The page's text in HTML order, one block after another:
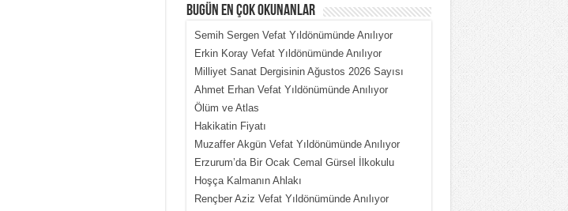
MEHMET ÇOBAN
İçerdeki Put Dışardaki Maskeler...
BUGÜN EN ÇOK OKUNANLAR
Semih Sergen Vefat Yıldönümünde Anılıyor
Erkin Koray Vefat Yıldönümünde Anılıyor
Milliyet Sanat Dergisinin Ağustos 2026 Sayısı
Ahmet Erhan Vefat Yıldönümünde Anılıyor
Ölüm ve Atlas
Hakikatin Fiyatı
Muzaffer Akgün Vefat Yıldönümünde Anılıyor
Erzurum’da Bir Ocak Cemal Gürsel İlkokulu
Hoşça Kalmanın Ahlakı
Rençber Aziz Vefat Yıldönümünde Anılıyor